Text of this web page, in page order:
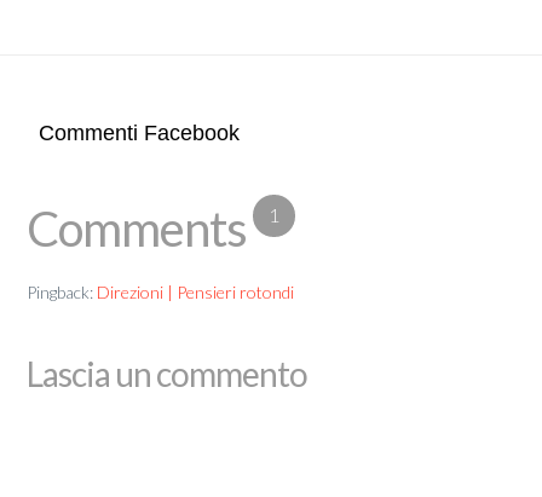
Commenti Facebook
Comments 1
Pingback: Direzioni | Pensieri rotondi
Lascia un commento